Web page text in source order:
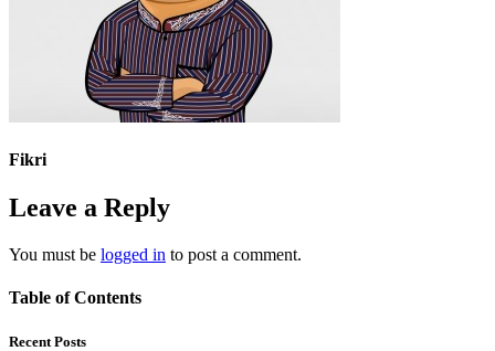
Fikri
Leave a Reply
You must be logged in to post a comment.
Table of Contents
Recent Posts